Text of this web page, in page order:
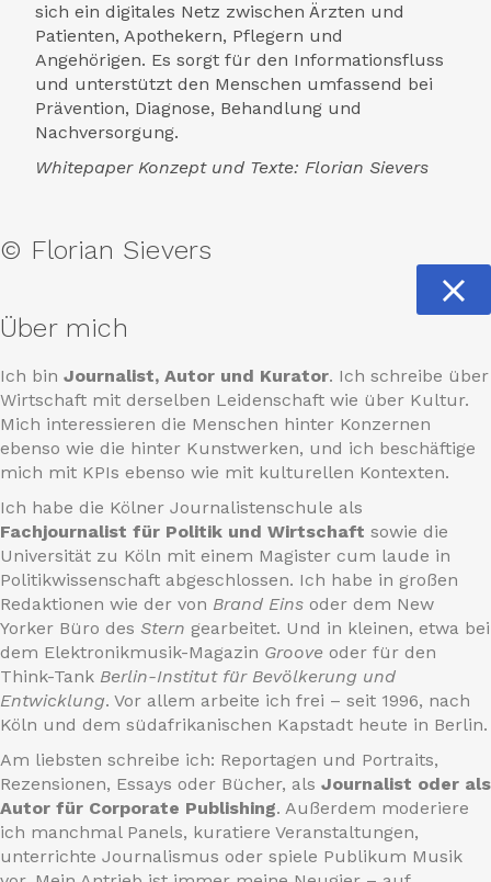
sich ein digitales Netz zwischen Ärzten und
Patienten, Apothekern, Pflegern und
Angehörigen. Es sorgt für den Informationsfluss
und unterstützt den Menschen umfassend bei
Prävention, Diagnose, Behandlung und
Nachversorgung.
Whitepaper Konzept und Texte: Florian Sievers
© Florian Sievers
Über mich
Ich bin Journalist, Autor und Kurator. Ich schreibe über
Wirtschaft mit derselben Leidenschaft wie über Kultur.
Mich interessieren die Menschen hinter Konzernen
ebenso wie die hinter Kunstwerken, und ich beschäftige
mich mit KPIs ebenso wie mit kulturellen Kontexten.
Ich habe die Kölner Journalistenschule als
Fachjournalist für Politik und Wirtschaft sowie die
Universität zu Köln mit einem Magister cum laude in
Politikwissenschaft abgeschlossen. Ich habe in großen
Redaktionen wie der von Brand Eins oder dem New
Yorker Büro des Stern gearbeitet. Und in kleinen, etwa bei
dem Elektronikmusik-Magazin Groove oder für den
Think-Tank Berlin-Institut für Bevölkerung und
Entwicklung. Vor allem arbeite ich frei – seit 1996, nach
Köln und dem südafrikanischen Kapstadt heute in Berlin.
Am liebsten schreibe ich: Reportagen und Portraits,
Rezensionen, Essays oder Bücher, als Journalist oder als
Autor für Corporate Publishing. Außerdem moderiere
ich manchmal Panels, kuratiere Veranstaltungen,
unterrichte Journalismus oder spiele Publikum Musik